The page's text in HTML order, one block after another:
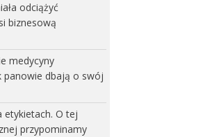
odciążyć
biznesową
medycyny
panowie dbają o swój
etykietach. O tej
przypominamy